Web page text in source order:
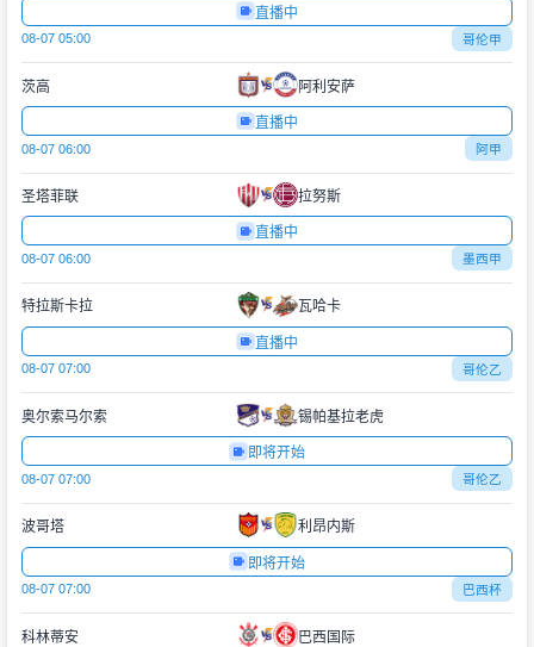
直播中
08-07 05:00 哥伦甲
茨高 阿利安萨
直播中
08-07 06:00 阿甲
圣塔菲联 拉努斯
直播中
08-07 06:00 墨西甲
特拉斯卡拉 瓦哈卡
直播中
08-07 07:00 哥伦乙
奥尔索马尔索 锡帕基拉老虎
即将开始
08-07 07:00 哥伦乙
波哥塔 利昂内斯
即将开始
08-07 07:00 巴西杯
科林蒂安 巴西国际